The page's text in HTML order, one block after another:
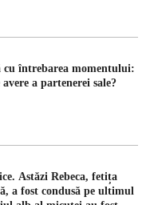
întrebarea momentului:
a partenerei sale?
Astăzi Rebeca, fetița
a fost condusă pe ultimul